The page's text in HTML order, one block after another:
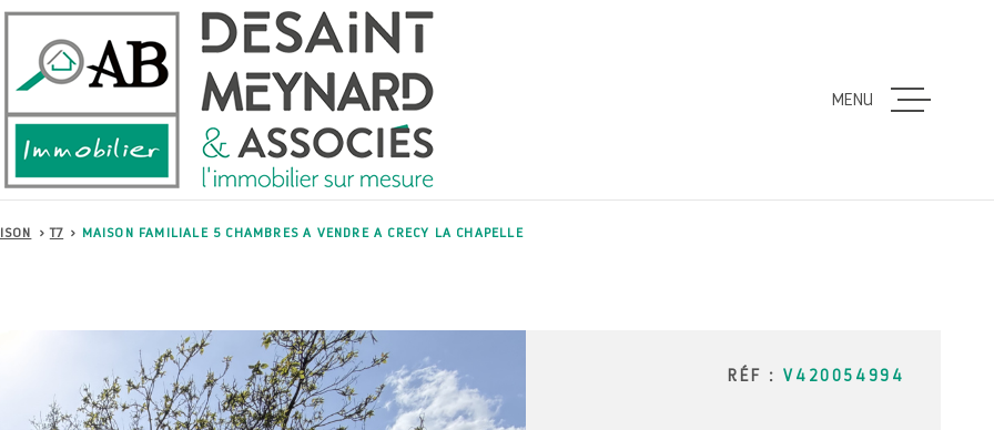
VENTES
MENU
T7 MAISON FAMILIALE 5 CHAMBRES A VENDRE A CRECY LA CHAPELLE
RÉF : V420054994